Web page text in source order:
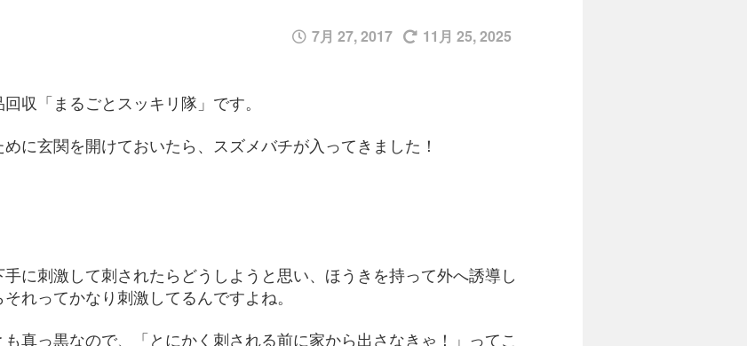
7月 27, 2017 11月 25, 2025
収「まるごとスッキリ隊」です。
に玄関を開けておいたら、スズメバチが入ってきました！
に刺激して刺されたらどうしようと思い、ほうきを持って外へ誘導し
れってかなり刺激してるんですよね。
真っ黒なので、「とにかく刺される前に家から出さなきゃ！」ってこ